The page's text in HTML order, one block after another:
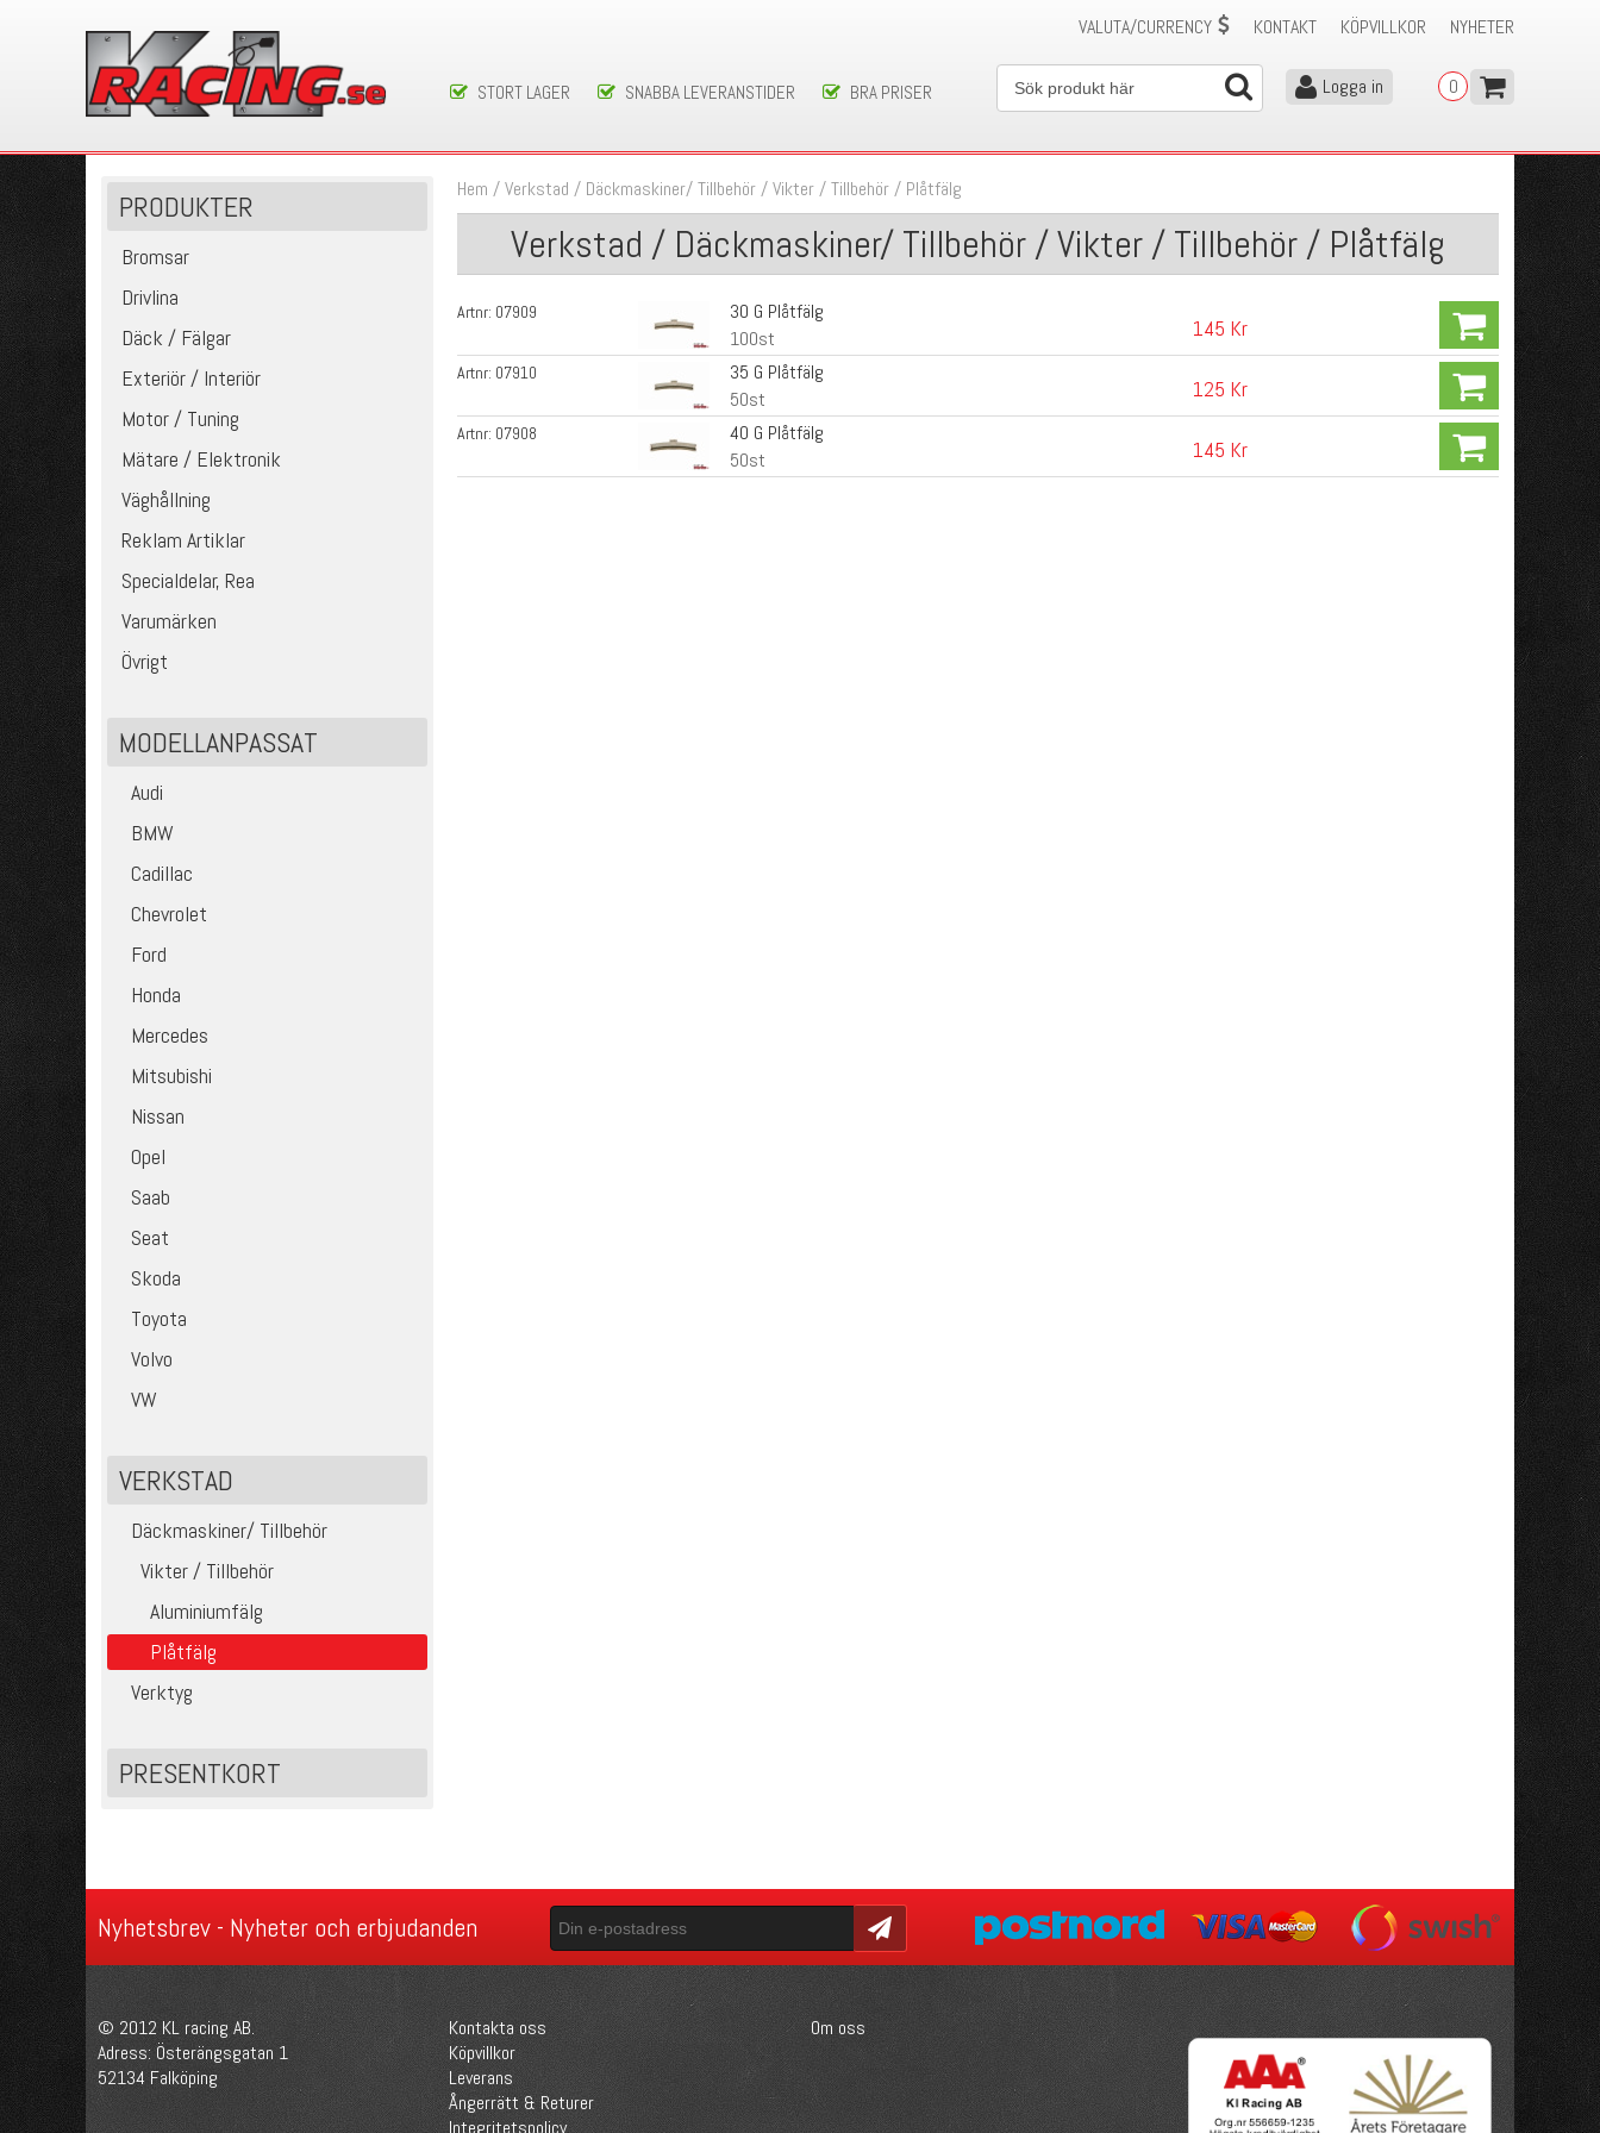
NYHETER
KÖPVILLKOR
KONTAKT
VALUTA/CURRENCY
STORT LAGER SNABBA LEVERANSTIDER BRA PRISER 0
Logga in
PRODUKTER
Bromsar
Drivlina
Däck / Fälgar
Exteriör / Interiör
Motor / Tuning
Mätare / Elektronik
Väghållning
Reklam Artiklar
Specialdelar, Rea
Varumärken
Övrigt
MODELLANPASSAT
Audi
BMW
Cadillac
Chevrolet
Ford
Honda
Mercedes
Mitsubishi
Nissan
Opel
Saab
Seat
Skoda
Toyota
Volvo
VW
VERKSTAD
Däckmaskiner/ Tillbehör
Vikter / Tillbehör
Aluminiumfälg
Plåtfälg
Verktyg
PRESENTKORT
Hem /Verkstad / Däckmaskiner/ Tillbehör /Vikter / Tillbehör / Plåtfälg
Verkstad / Däckmaskiner/ Tillbehör / Vikter / Tillbehör / Plåtfälg
Artnr: 07909
30 G Plåtfälg
100st
145 Kr
Artnr: 07910
35 G Plåtfälg
50st
125 Kr
Artnr: 07908
40 G Plåtfälg
50st
145 Kr
Nyhetsbrev - Nyheter och erbjudanden Skicka
© 2012 KL racing AB.
Adress: Österängsgatan 1
52134 Falköping
Kontakta oss
Köpvillkor
Leverans
Ångerrätt & Returer
Integritetspolicy
Om oss